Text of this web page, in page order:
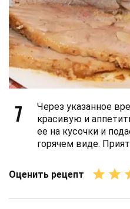
7
Через указанное
красивую и
ее на кусочки и
горячем виде.
Оценить рецепт